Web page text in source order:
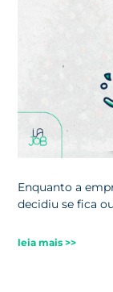
Enquanto a
decidiu se fica
leia mais >>